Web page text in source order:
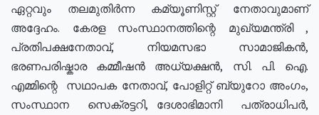
ഏറ്റവും തലമുതിർന്ന കമ്യൂണിസ്റ്റ് നേതാവുമാണ്
അദ്ദേഹം. കേരള സംസ്ഥാനത്തിന്റെ മുഖ്യമന്ത്രി ,
പ്രതിപക്ഷനേതാവ്, നിയമസഭാ സാമാജികൻ,
ഭരണപരിഷ്കാര കമ്മീഷൻ അധ്യക്ഷൻ, സി. പി. ഐ.
എമ്മിന്റെ സഥാപക നേതാവ്, പോളിറ്റ് ബ്യുറോ അംഗം,
സംസ്ഥാന സെക്രട്ടറി, ദേശാഭിമാനി പത്രാധിപർ,